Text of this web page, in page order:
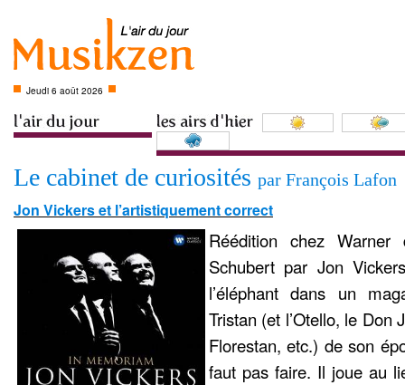
Jeudi 6 août 2026
Le cabinet de curiosités par François Lafon
Jon Vickers et l’artistiquement correct
Réédition chez
Schubert par Jon
l’éléphant dans un
Tristan (et l’Otello, le Don
Florestan, etc.) de son
faut pas faire. Il joue au